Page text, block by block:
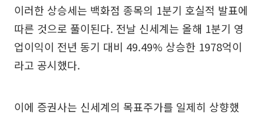
이러한 상승세는 백화점 종목의 1분기 호실적 발표에
따른 것으로 풀이된다. 전날 신세계는 올해 1분기 영
업이익이 전년 동기 대비 49.49% 상승한 1978억이
라고 공시했다.
이에 증권사는 신세계의 목표주가를 일제히 상향했